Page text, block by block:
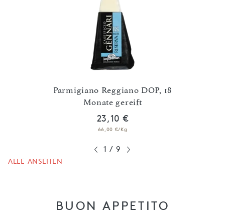
Parmigiano Reggiano DOP, 18
Monate gereift
23,10 €
66,00 €/Kg
1 / 9
ALLE ANSEHEN
BUON APPETITO